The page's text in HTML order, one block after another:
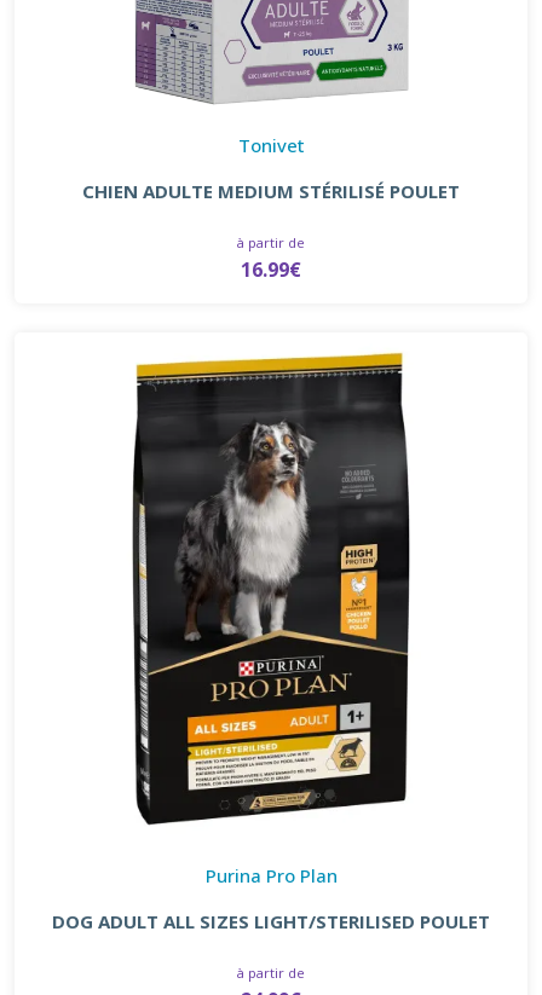
Tonivet
CHIEN ADULTE MEDIUM STÉRILISÉ POULET
à partir de
16.99€
Purina Pro Plan
DOG ADULT ALL SIZES LIGHT/STERILISED POULET
à partir de